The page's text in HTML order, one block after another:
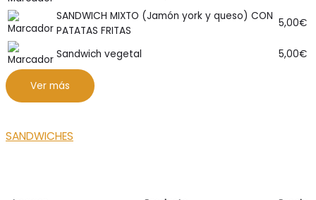
SANDWICH MIXTO (Jamón york y queso) CON
PATATAS FRITAS
5,00€
Sandwich vegetal 5,00€
Ver más
SANDWICHES